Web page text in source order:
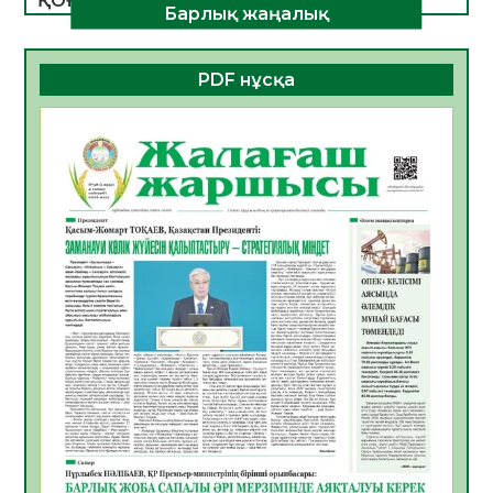
ДАМУЫНЫҢ НЕГІЗІ
06.08.2026
47 0
ҚҰРЫЛТАЙ САЙЛАУЫ – БОЛАШАҚҚА
БАСТАР ЖАУАПТЫ ТАҢДАУ
06.08.2026
Инфекциялық ауруларға қарсы иммундау
жұмыстарының тиімділігі
06.08.2026
51
Көкжөтел ауруы туралы
06.08.2026
48
АПВ вакцинасы туралы мәлімет
06.08.2026
47
Open Air: Қызылорда облысы полиция
департаменті 20 мыңнан астам
көрерменнің қауіпсіздігін қамтамасыз етті
Барлық жаңалық
PDF нұсқа